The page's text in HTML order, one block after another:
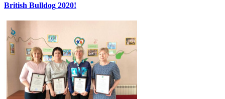
British Bulldog 2020!